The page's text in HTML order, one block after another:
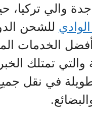
جدة والي تركيا،
للشحن
الخدمات
والتي تمتلك
في نقل